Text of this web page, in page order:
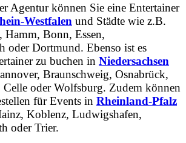
Agentur können Sie eine Entertainer
Westfalen und Städte wie z.B.
Bonn, Essen,
oder Dortmund. Ebenso ist es
zu buchen in Niedersachsen
Braunschweig, Osnabrück,
Celle oder Wolfsburg. Zudem können
für Events in Rheinland-Pfalz
Koblenz, Ludwigshafen,
oder Trier.